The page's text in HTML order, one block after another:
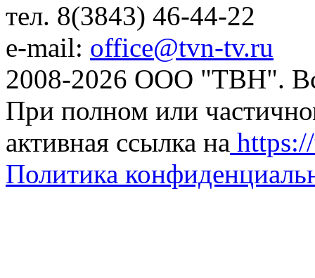
тел. 8(3843) 46-44-22
e-mail: office@tvn-tv.ru
2008-2026 ООО "ТВН".
При полном или
активная ссылка на
Политика